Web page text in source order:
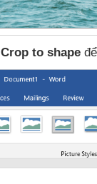
Crop to shape